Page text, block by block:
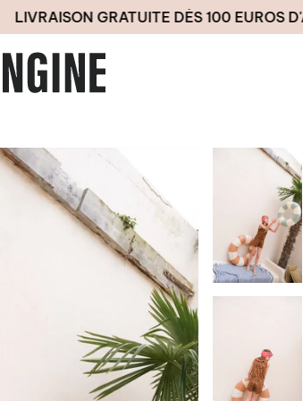
GRATUITE DÈS 100 EUROS D'ACHAT